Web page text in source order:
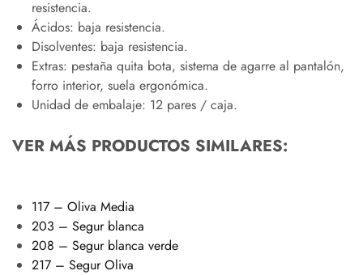
resistencia.
Ácidos: baja resistencia.
Disolventes: baja resistencia.
Extras: pestaña quita bota, sistema de agarre al pantalón,
forro interior, suela ergonómica.
Unidad de embalaje: 12 pares / caja.
VER MÁS PRODUCTOS SIMILARES:
117 – Oliva Media
203 – Segur blanca
208 – Segur blanca verde
217 – Segur Oliva